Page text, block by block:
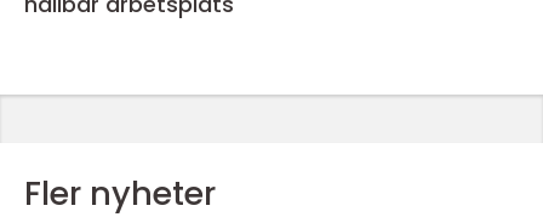
Fler nyheter